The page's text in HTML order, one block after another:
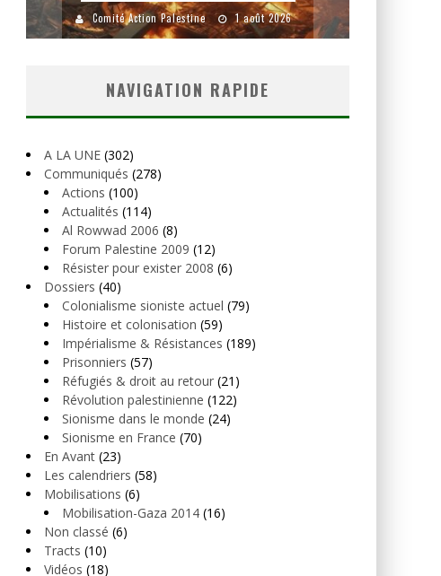
Comité Action Palestine 1 août 2026
NAVIGATION RAPIDE
A LA UNE (302)
Communiqués (278)
Actions (100)
Actualités (114)
Al Rowwad 2006 (8)
Forum Palestine 2009 (12)
Résister pour exister 2008 (6)
Dossiers (40)
Colonialisme sioniste actuel (79)
Histoire et colonisation (59)
Impérialisme & Résistances (189)
Prisonniers (57)
Réfugiés & droit au retour (21)
Révolution palestinienne (122)
Sionisme dans le monde (24)
Sionisme en France (70)
En Avant (23)
Les calendriers (58)
Mobilisations (6)
Mobilisation-Gaza 2014 (16)
Non classé (6)
Tracts (10)
Vidéos (18)